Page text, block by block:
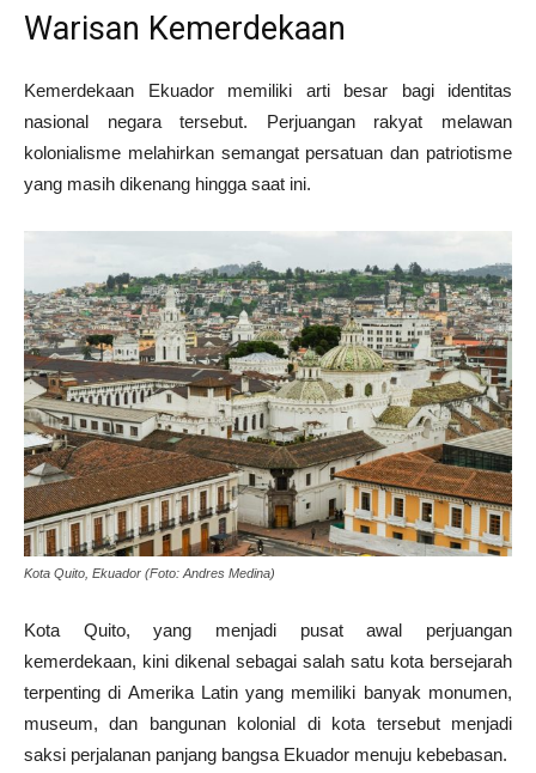
Warisan Kemerdekaan
Kemerdekaan Ekuador memiliki arti besar bagi identitas
nasional negara tersebut. Perjuangan rakyat melawan
kolonialisme melahirkan semangat persatuan dan patriotisme
yang masih dikenang hingga saat ini.
Kota Quito, Ekuador (Foto: Andres Medina)
Kota Quito, yang menjadi pusat awal perjuangan
kemerdekaan, kini dikenal sebagai salah satu kota bersejarah
terpenting di Amerika Latin yang memiliki banyak monumen,
museum, dan bangunan kolonial di kota tersebut menjadi
saksi perjalanan panjang bangsa Ekuador menuju kebebasan.